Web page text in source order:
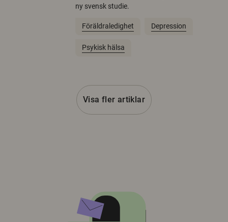
ny svensk studie.
Föräldraledighet Depression
Psykisk hälsa
Visa fler artiklar